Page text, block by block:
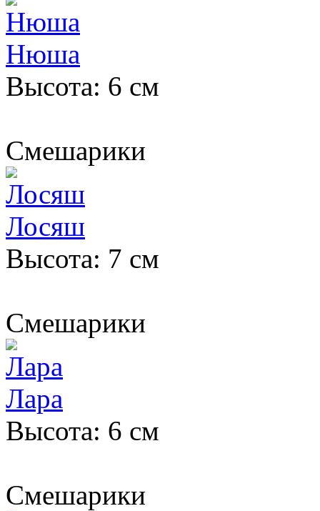
Нюша
Высота: 6 см
Смешарики
Лосяш
Высота: 7 см
Смешарики
Лара
Высота: 6 см
Смешарики